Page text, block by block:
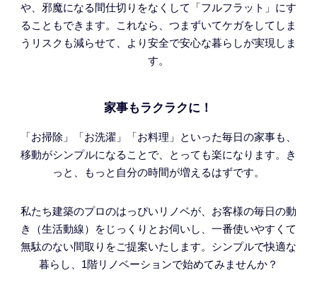
や、邪魔になる間仕切りをなくして「フルフラット」にす
ることもできます。これなら、つまずいてケガをしてしま
うリスクも減らせて、より安全で安心な暮らしが実現しま
す。
家事もラクラクに！
「お掃除」「お洗濯」「お料理」といった毎日の家事も、
移動がシンプルになることで、とっても楽になります。き
っと、もっと自分の時間が増えるはずです。
私たち建築のプロのはっぴいリノベが、お客様の毎日の動
き（生活動線）をじっくりとお伺いし、一番使いやすくて
無駄のない間取りをご提案いたします。シンプルで快適な
暮らし、1階リノベーションで始めてみませんか？